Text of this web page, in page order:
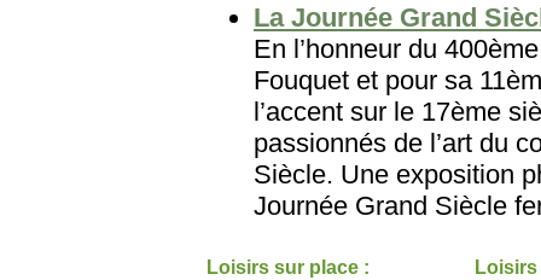
La Journée Grand
En l’honneur du
Fouquet et pour sa
l’accent sur le 17ème
passionnés de l’art du
Siècle. Une exposition
Journée Grand Siècle
Loisirs sur place :